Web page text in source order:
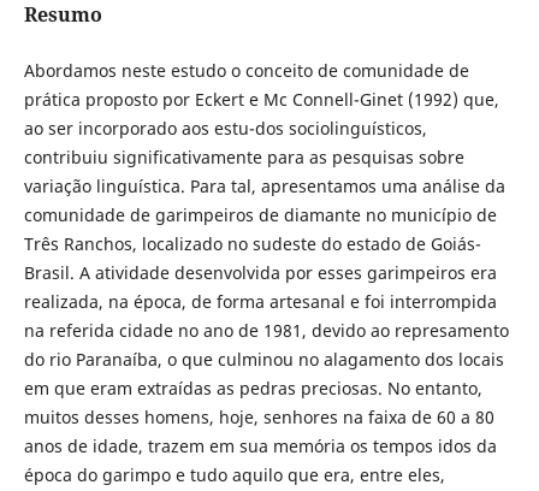
Resumo
Abordamos neste estudo o conceito de comunidade de
prática proposto por Eckert e Mc Connell-Ginet (1992) que,
ao ser incorporado aos estu-dos sociolinguísticos,
contribuiu significativamente para as pesquisas sobre
variação linguística. Para tal, apresentamos uma análise da
comunidade de garimpeiros de diamante no município de
Três Ranchos, localizado no sudeste do estado de Goiás-
Brasil. A atividade desenvolvida por esses garimpeiros era
realizada, na época, de forma artesanal e foi interrompida
na referida cidade no ano de 1981, devido ao represamento
do rio Paranaíba, o que culminou no alagamento dos locais
em que eram extraídas as pedras preciosas. No entanto,
muitos desses homens, hoje, senhores na faixa de 60 a 80
anos de idade, trazem em sua memória os tempos idos da
época do garimpo e tudo aquilo que era, entre eles,